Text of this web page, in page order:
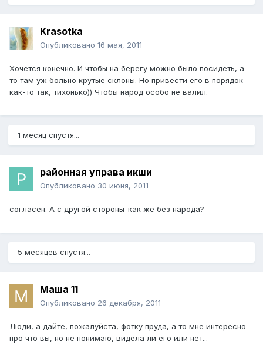
Krasotka
Опубликовано 16 мая, 2011
Хочется конечно. И чтобы на берегу можно было посидеть, а
то там уж больно крутые склоны. Но привести его в порядок
как-то так, тихонько)) Чтобы народ особо не валил.
1 месяц спустя...
районная управа икши
Опубликовано 30 июня, 2011
согласен. А с другой стороны-как же без народа?
5 месяцев спустя...
Маша 11
Опубликовано 26 декабря, 2011
Люди, а дайте, пожалуйста, фотку пруда, а то мне интересно
про что вы, но не понимаю, видела ли его или нет...